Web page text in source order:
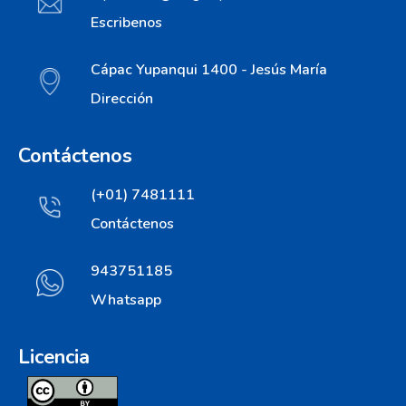
Escribenos
Cápac Yupanqui 1400 - Jesús María
Dirección
Contáctenos
(+01) 7481111
Contáctenos
943751185
Whatsapp
Licencia